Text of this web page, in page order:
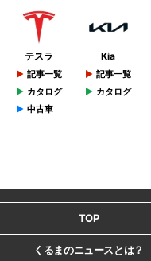
テスラ
記事一覧
カタログ
中古車
Kia
記事一覧
カタログ
TOP
くるまのニュースとは？